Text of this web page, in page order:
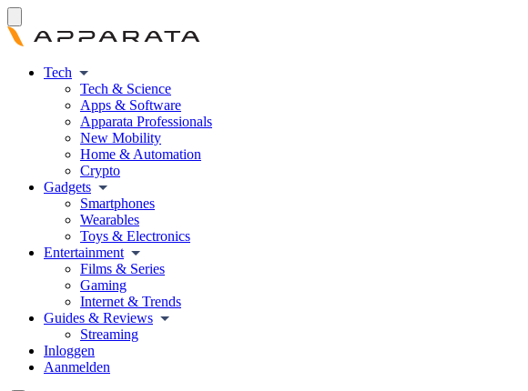
Tech
Tech & Science
Apps & Software
Apparata Professionals
New Mobility
Home & Automation
Crypto
Gadgets
Smartphones
Wearables
Toys & Electronics
Entertainment
Films & Series
Gaming
Internet & Trends
Guides & Reviews
Streaming
Inloggen
Aanmelden